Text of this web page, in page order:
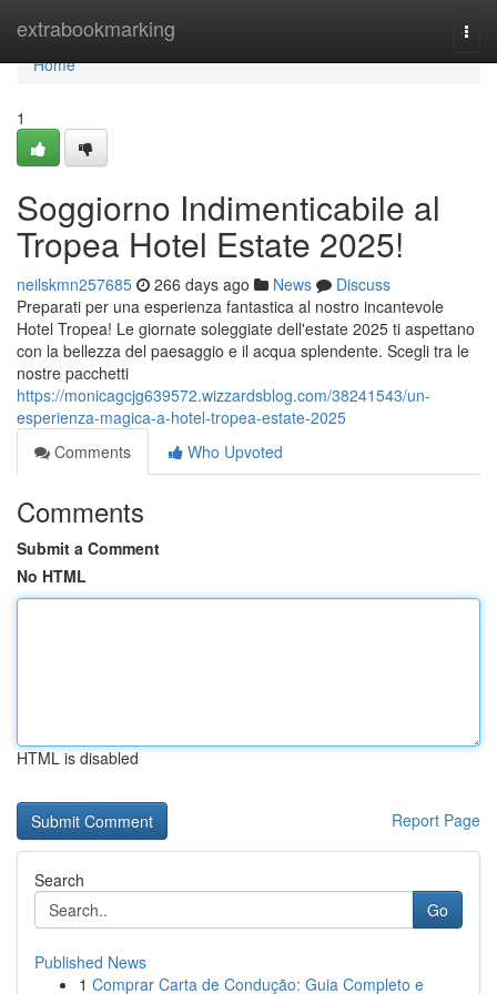
extrabookmarking
Home
Home
1
Soggiorno Indimenticabile al
Tropea Hotel Estate 2025!
neilskmn257685 266 days ago News
Discuss
Preparati per una esperienza fantastica al nostro incantevole
Hotel Tropea! Le giornate soleggiate dell'estate 2025 ti aspettano
con la bellezza del paesaggio e il acqua splendente. Scegli tra le
nostre pacchetti
https://monicagcjg639572.wizzardsblog.com/38241543/un-
esperienza-magica-a-hotel-tropea-estate-2025
Comments
Who Upvoted
Comments
Submit a Comment
No HTML
HTML is disabled
Report Page
Search
Go
Published News
1 Comprar Carta de Condução: Guia Completo e